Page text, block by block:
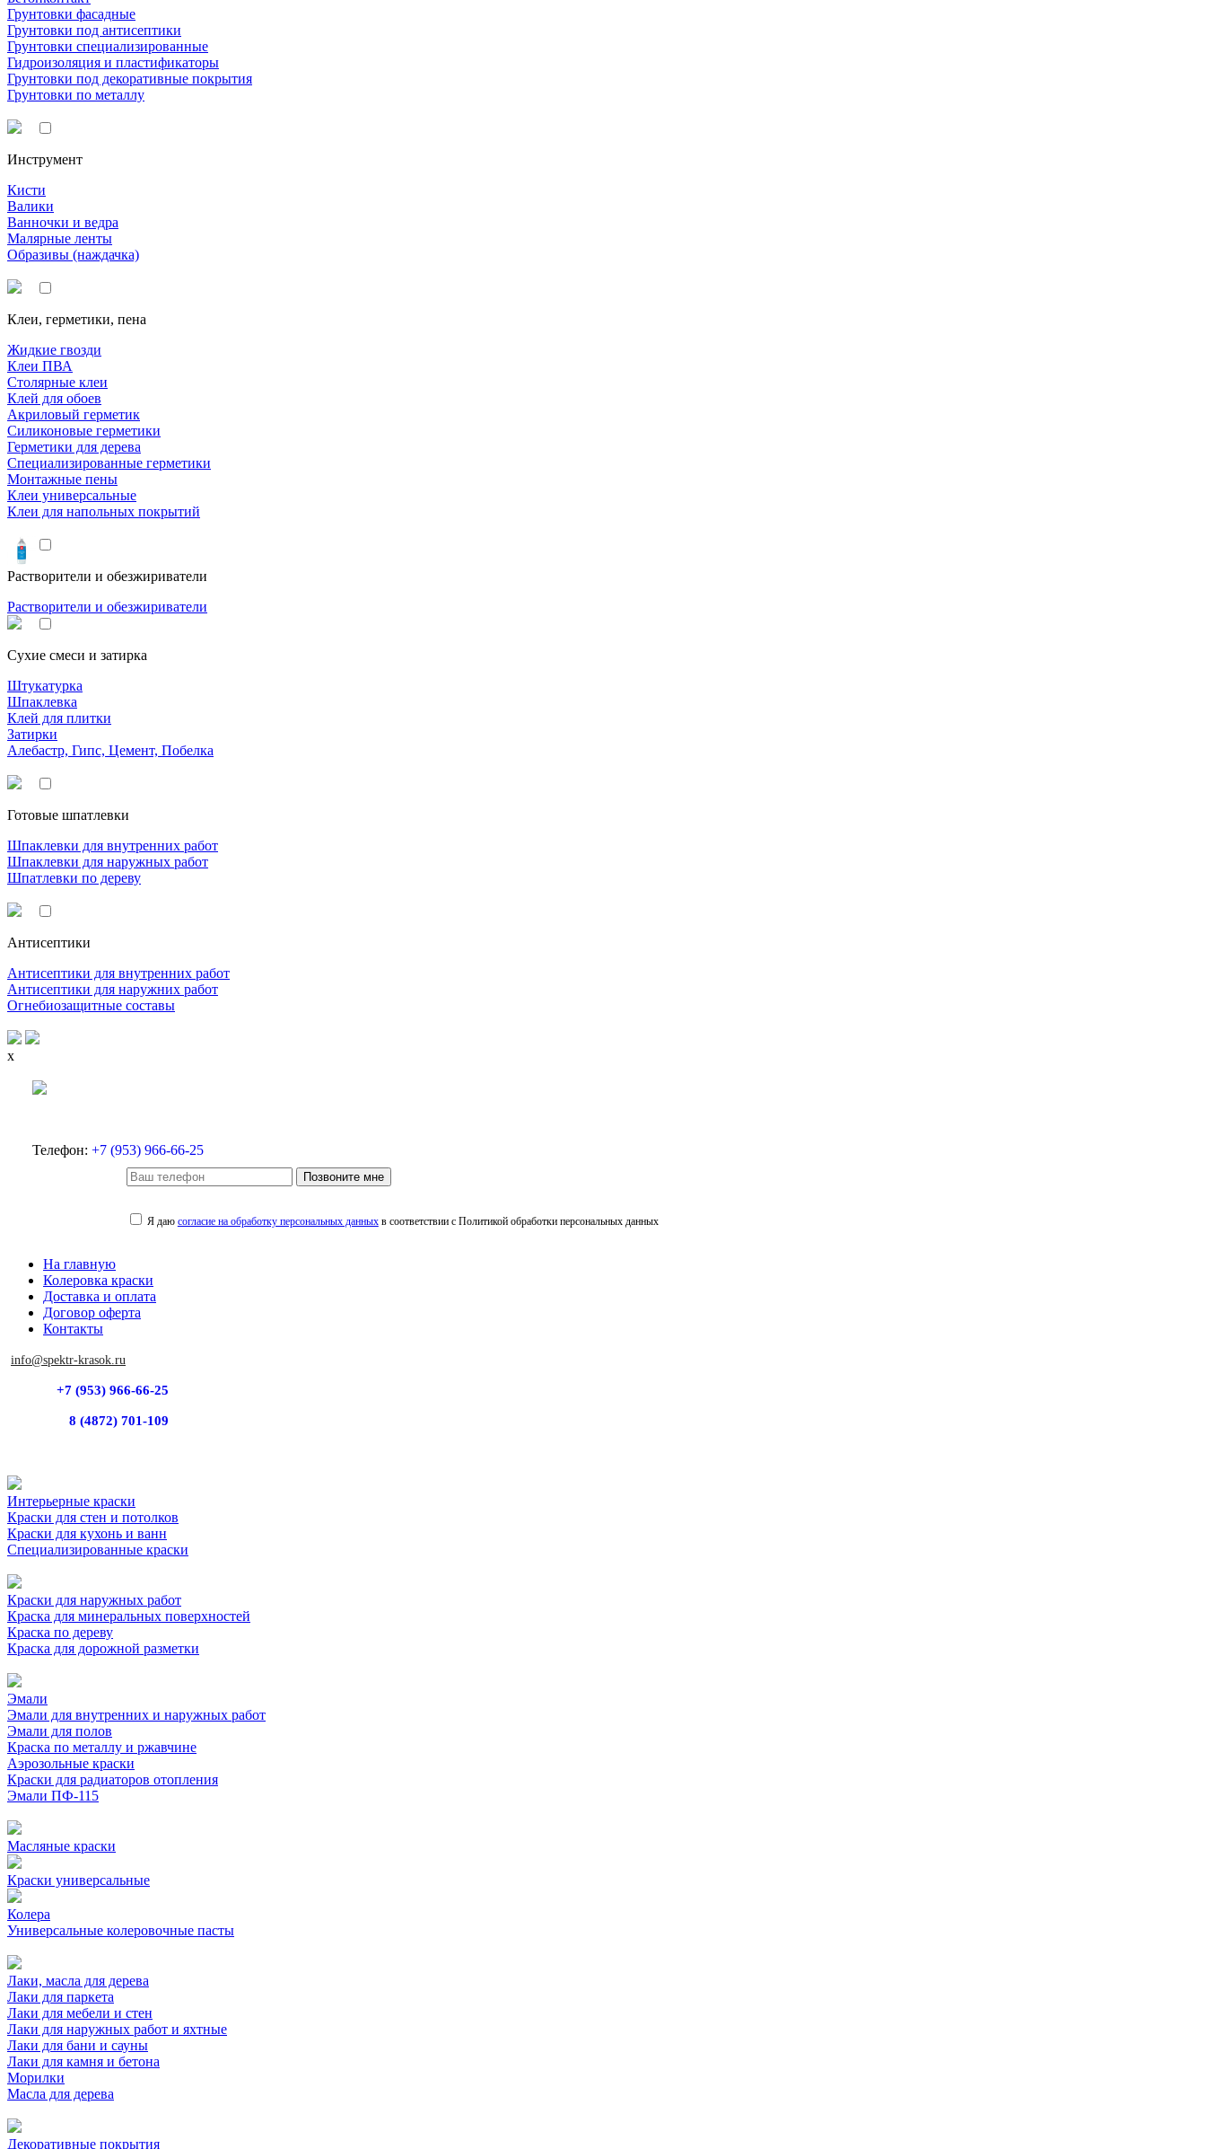
Грунтовки фасадные
Грунтовки под антисептики
Грунтовки специализированные
Гидроизоляция и пластификаторы
Грунтовки под декоративные покрытия
Грунтовки по металлу
Инструмент
Кисти
Валики
Ванночки и ведра
Малярные ленты
Образивы (наждачка)
Клеи, герметики, пена
Жидкие гвозди
Клеи ПВА
Столярные клеи
Клей для обоев
Акриловый герметик
Силиконовые герметики
Герметики для дерева
Специализированные герметики
Монтажные пены
Клеи универсальные
Клеи для напольных покрытий
Растворители и обезжириватели
Растворители и обезжириватели
Сухие смеси и затирка
Штукатурка
Шпаклевка
Клей для плитки
Затирки
Алебастр, Гипс, Цемент, Побелка
Готовые шпатлевки
Шпаклевки для внутренних работ
Шпаклевки для наружных работ
Шпатлевки по дереву
Антисептики
Антисептики для внутренних работ
Антисептики для наружних работ
Огнебиозащитные составы
x
Телефон: +7 (953) 966-66-25
Позвоните мне
Я даю согласие на обработку персональных данныхв соответствии с Политикой обработки персональных данных
На главную
Колеровка краски
Доставка и оплата
Договор оферта
Контакты
info@spektr-krasok.ru
+7 (953) 966-66-25
8 (4872) 701-109
Интерьерные краски
Краски для стен и потолков
Краски для кухонь и ванн
Специализированные краски
Краски для наружных работ
Краска для минеральных поверхностей
Краска по дереву
Краска для дорожной разметки
Эмали
Эмали для внутренних и наружных работ
Эмали для полов
Краска по металлу и ржавчине
Аэрозольные краски
Краски для радиаторов отопления
Эмали ПФ-115
Масляные краски
Краски универсальные
Колера
Универсальные колеровочные пасты
Лаки, масла для дерева
Лаки для паркета
Лаки для мебели и стен
Лаки для наружных работ и яхтные
Лаки для бани и сауны
Лаки для камня и бетона
Морилки
Масла для дерева
Декоративные покрытия